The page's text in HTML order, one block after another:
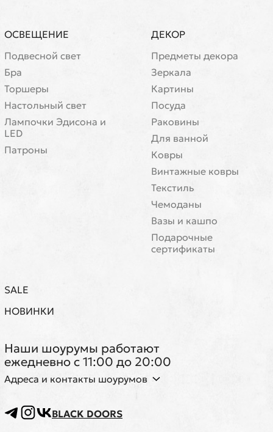
ОСВЕЩЕНИЕ
Подвесной свет
Бра
Торшеры
Настольный свет
Лампочки Эдисона и
LED
Патроны
ДЕКОР
Предметы декора
Зеркала
Картины
Посуда
Раковины
Для ванной
Ковры
Винтажные ковры
Текстиль
Чемоданы
Вазы и кашпо
Подарочные
сертификаты
SALE
НОВИНКИ
Наши шоурумы работают
ежедневно с 11:00 до 20:00
Адреса и контакты шоурумов
BLACK DOORS